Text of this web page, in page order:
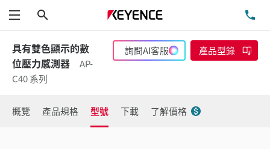
功能表
具有雙色顯示的數
位壓力感測器
AP-
C40 系列
詢問AI客服 產品型錄
概覽 產品規格 型號 下載 了解價格